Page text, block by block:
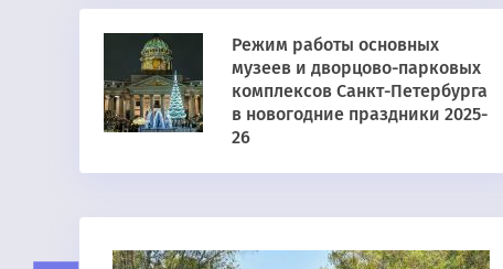
Режим работы основных
музеев и дворцово-парковых
комплексов Санкт-Петербурга
в новогодние праздники 2025-
26